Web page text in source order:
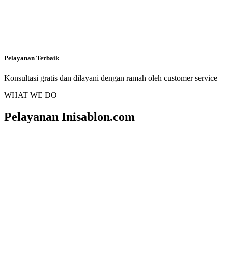
Pelayanan Terbaik
Konsultasi gratis dan dilayani dengan ramah oleh customer service
WHAT WE DO
Pelayanan Inisablon.com